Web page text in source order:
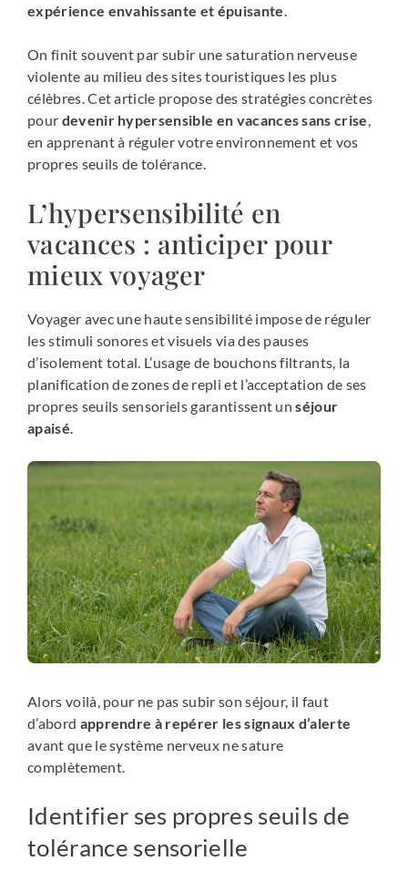
expérience envahissante et épuisante.
On finit souvent par subir une saturation nerveuse
violente au milieu des sites touristiques les plus
célèbres. Cet article propose des stratégies concrètes
pour devenir hypersensible en vacances sans crise,
en apprenant à réguler votre environnement et vos
propres seuils de tolérance.
L’hypersensibilité en
vacances : anticiper pour
mieux voyager
Voyager avec une haute sensibilité impose de réguler
les stimuli sonores et visuels via des pauses
d’isolement total. L’usage de bouchons filtrants, la
planification de zones de repli et l’acceptation de ses
propres seuils sensoriels garantissent unséjour
apaisé.
Alors voilà, pour ne pas subir son séjour, il faut
d’abord apprendre à repérer les signaux d’alerte
avant que le système nerveux ne sature
complètement.
Identifier ses propres seuils de
tolérance sensorielle